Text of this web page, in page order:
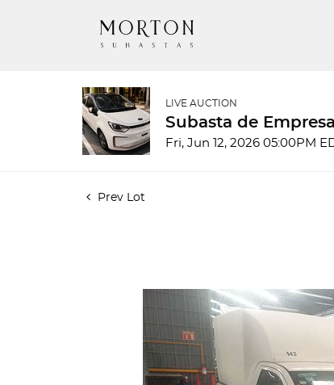
LIVE AUCTION
Subasta de
Fri, Jun 12, 2026 05:00PM
Prev Lot